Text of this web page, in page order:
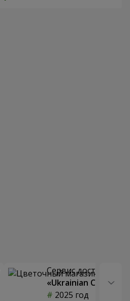
Сервис доставки
«Ukrainian Choice»
2025 год